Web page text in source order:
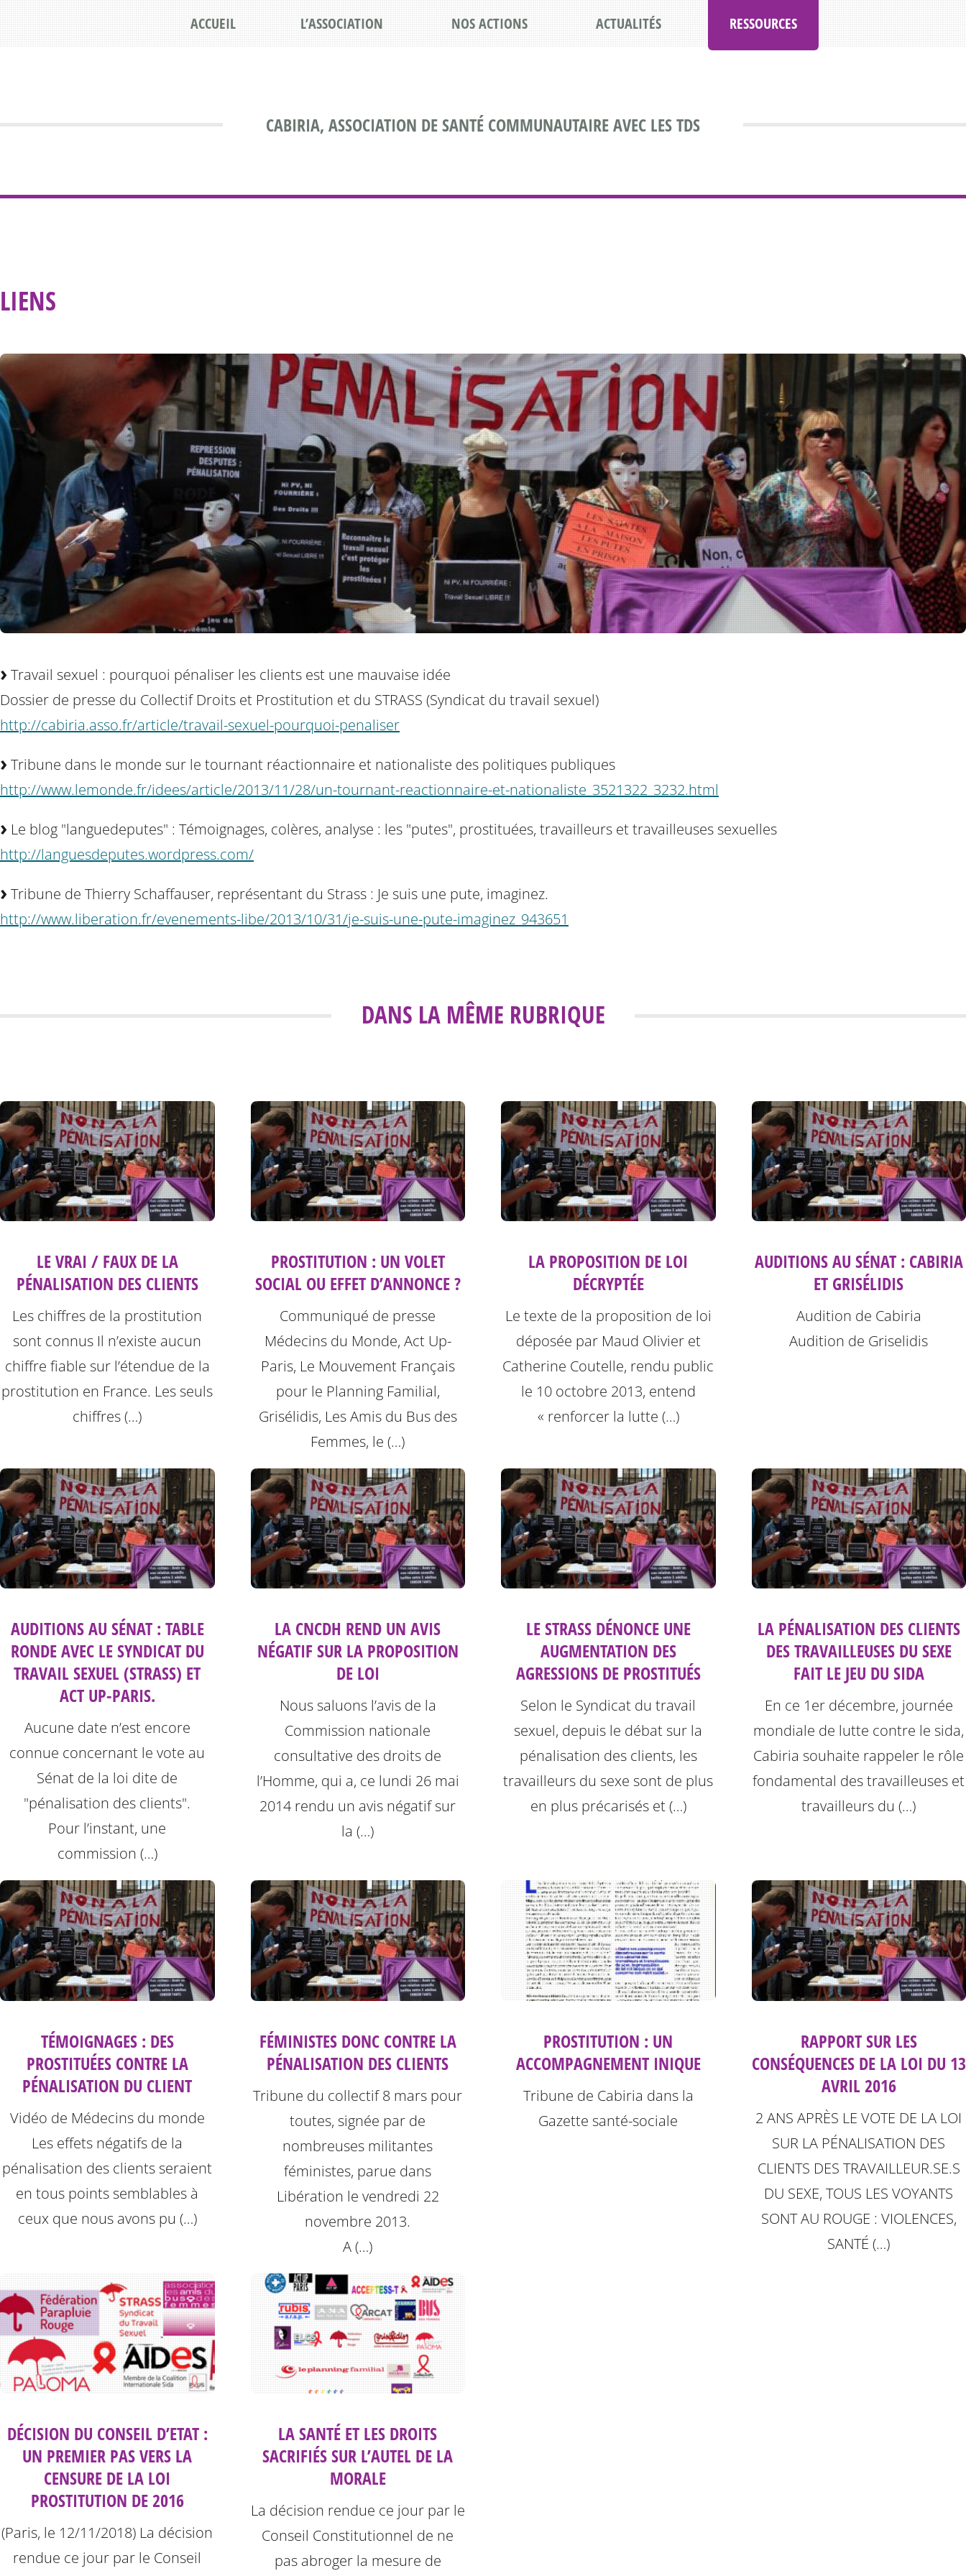
CABIRIA, ASSOCIATION DE SANTÉ COMMUNAUTAIRE AVEC LES TDS
ACCUEIL L’ASSOCIATION NOS ACTIONS ACTUALITÉS RESSOURCES
LIENS
Travail sexuel : pourquoi pénaliser les clients est une mauvaise idée
Dossier de presse du Collectif Droits et Prostitution et du STRASS (Syndicat du travail sexuel)
http://cabiria.asso.fr/article/travail-sexuel-pourquoi-penaliser
Tribune dans le monde sur le tournant réactionnaire et nationaliste des politiques publiques
http://www.lemonde.fr/idees/article/2013/11/28/un-tournant-reactionnaire-et-nationaliste_3521322_3232.html
Le blog "languedeputes" : Témoignages, colères, analyse : les "putes", prostituées, travailleurs et travailleuses sexuelles
http://languesdeputes.wordpress.com/
Tribune de Thierry Schaffauser, représentant du Strass : Je suis une pute, imaginez.
http://www.liberation.fr/evenements-libe/2013/10/31/je-suis-une-pute-imaginez_943651
DANS LA MÊME RUBRIQUE
LE VRAI / FAUX DE LA
PÉNALISATION DES CLIENTS
Les chiffres de la prostitution
sont connus Il n’existe aucun
chiffre fiable sur l’étendue de la
prostitution en France. Les seuls
chiffres (…)
PROSTITUTION : UN VOLET
SOCIAL OU EFFET D’ANNONCE ?
Communiqué de presse
Médecins du Monde, Act Up-
Paris, Le Mouvement Français
pour le Planning Familial,
Grisélidis, Les Amis du Bus des
Femmes, le (…)
LA PROPOSITION DE LOI
DÉCRYPTÉE
Le texte de la proposition de loi
déposée par Maud Olivier et
Catherine Coutelle, rendu public
le 10 octobre 2013, entend
« renforcer la lutte (…)
AUDITIONS AU SÉNAT : CABIRIA
ET GRISÉLIDIS
Audition de Cabiria
Audition de Griselidis
AUDITIONS AU SÉNAT : TABLE
RONDE AVEC LE SYNDICAT DU
TRAVAIL SEXUEL (STRASS) ET
ACT UP-PARIS.
Aucune date n’est encore
connue concernant le vote au
Sénat de la loi dite de
"pénalisation des clients".
Pour l’instant, une
commission (…)
LA CNCDH REND UN AVIS
NÉGATIF SUR LA PROPOSITION
DE LOI
Nous saluons l’avis de la
Commission nationale
consultative des droits de
l’Homme, qui a, ce lundi 26 mai
2014 rendu un avis négatif sur
la (…)
LE STRASS DÉNONCE UNE
AUGMENTATION DES
AGRESSIONS DE PROSTITUÉS
Selon le Syndicat du travail
sexuel, depuis le débat sur la
pénalisation des clients, les
travailleurs du sexe sont de plus
en plus précarisés et (…)
LA PÉNALISATION DES CLIENTS
DES TRAVAILLEUSES DU SEXE
FAIT LE JEU DU SIDA
En ce 1er décembre, journée
mondiale de lutte contre le sida,
Cabiria souhaite rappeler le rôle
fondamental des travailleuses et
travailleurs du (…)
TÉMOIGNAGES : DES
PROSTITUÉES CONTRE LA
PÉNALISATION DU CLIENT
Vidéo de Médecins du monde
Les effets négatifs de la
pénalisation des clients seraient
en tous points semblables à
ceux que nous avons pu (…)
FÉMINISTES DONC CONTRE LA
PÉNALISATION DES CLIENTS
Tribune du collectif 8 mars pour
toutes, signée par de
nombreuses militantes
féministes, parue dans
Libération le vendredi 22
novembre 2013.
A (…)
PROSTITUTION : UN
ACCOMPAGNEMENT INIQUE
Tribune de Cabiria dans la
Gazette santé-sociale
RAPPORT SUR LES
CONSÉQUENCES DE LA LOI DU 13
AVRIL 2016
2 ANS APRÈS LE VOTE DE LA LOI
SUR LA PÉNALISATION DES
CLIENTS DES TRAVAILLEUR.SE.S
DU SEXE, TOUS LES VOYANTS
SONT AU ROUGE : VIOLENCES,
SANTÉ (…)
DÉCISION DU CONSEIL D’ETAT :
UN PREMIER PAS VERS LA
CENSURE DE LA LOI
PROSTITUTION DE 2016
(Paris, le 12/11/2018) La décision
rendue ce jour par le Conseil
LA SANTÉ ET LES DROITS
SACRIFIÉS SUR L’AUTEL DE LA
MORALE
La décision rendue ce jour par le
Conseil Constitutionnel de ne
pas abroger la mesure de